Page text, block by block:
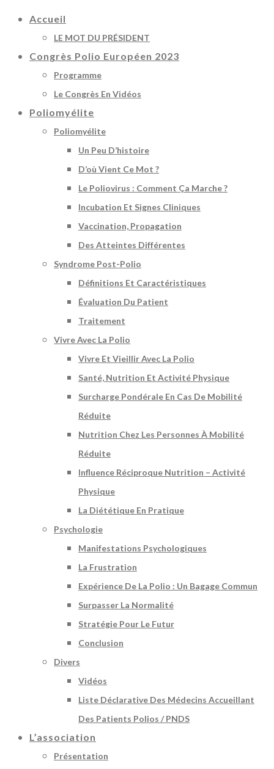
Accueil
LE MOT DU PRÉSIDENT
Congrès Polio Européen 2023
Programme
Le Congrès En Vidéos
Poliomyélite
Poliomyélite
Un Peu D’histoire
D’où Vient Ce Mot ?
Le Poliovirus : Comment Ça Marche ?
Incubation Et Signes Cliniques
Vaccination, Propagation
Des Atteintes Différentes
Syndrome Post-Polio
Définitions Et Caractéristiques
Évaluation Du Patient
Traitement
Vivre Avec La Polio
Vivre Et Vieillir Avec La Polio
Santé, Nutrition Et Activité Physique
Surcharge Pondérale En Cas De Mobilité
Réduite
Nutrition Chez Les Personnes À Mobilité
Réduite
Influence Réciproque Nutrition – Activité
Physique
La Diététique En Pratique
Psychologie
Manifestations Psychologiques
La Frustration
Expérience De La Polio : Un Bagage Commun
Surpasser La Normalité
Stratégie Pour Le Futur
Conclusion
Divers
Vidéos
Liste Déclarative Des Médecins Accueillant
Des Patients Polios / PNDS
L’association
Présentation